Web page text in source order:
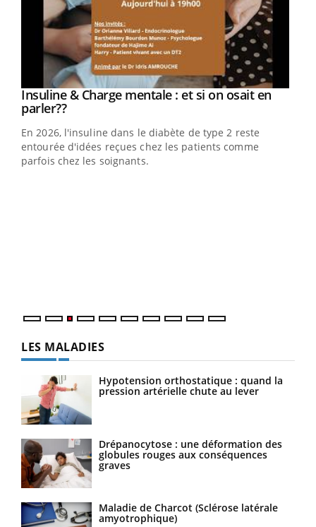
Youtube
Insuline & Charge mentale : et si on osait en
parler??Youtube
En 2026, l'insuline dans le diabète de type 2 reste
entourée d'idées reçues chez les patients comme
parfois chez les soignants.
LES MALADIES
Hypotension orthostatique : quand la
pression artérielle chute au lever
Drépanocytose : une déformation des
globules rouges aux conséquences
graves
Maladie de Charcot (Sclérose latérale
amyotrophique)